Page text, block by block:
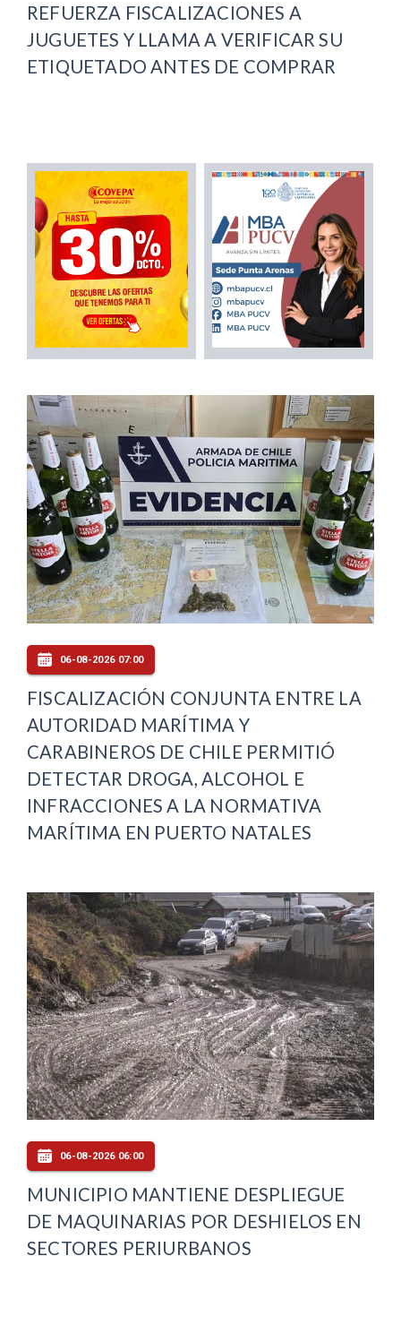
REFUERZA FISCALIZACIONES A
JUGUETES Y LLAMA A VERIFICAR SU
ETIQUETADO ANTES DE COMPRAR
06-08-2026 07:00
FISCALIZACIÓN CONJUNTA ENTRE LA
AUTORIDAD MARÍTIMA Y
CARABINEROS DE CHILE PERMITIÓ
DETECTAR DROGA, ALCOHOL E
INFRACCIONES A LA NORMATIVA
MARÍTIMA EN PUERTO NATALES
06-08-2026 06:00
MUNICIPIO MANTIENE DESPLIEGUE
DE MAQUINARIAS POR DESHIELOS EN
SECTORES PERIURBANOS